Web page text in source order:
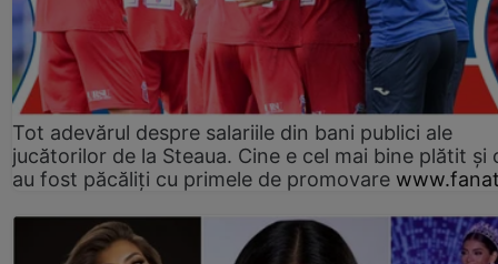
Tot adevărul despre salariile din bani publici ale
jucătorilor de la Steaua. Cine e cel mai bine plătit și
au fost păcăliți cu primele de promovare